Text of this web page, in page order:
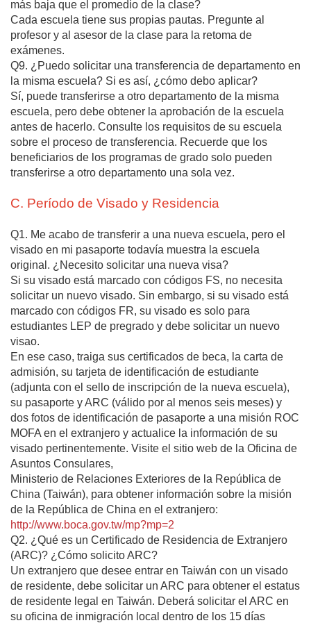
más baja que el promedio de la clase?
Cada escuela tiene sus propias pautas. Pregunte al
profesor y al asesor de la clase para la retoma de
exámenes.
Q9. ¿Puedo solicitar una transferencia de departamento en
la misma escuela? Si es así, ¿cómo debo aplicar?
Sí, puede transferirse a otro departamento de la misma
escuela, pero debe obtener la aprobación de la escuela
antes de hacerlo. Consulte los requisitos de su escuela
sobre el proceso de transferencia. Recuerde que los
beneficiarios de los programas de grado solo pueden
transferirse a otro departamento una sola vez.
C. Período de Visado y Residencia
Q1. Me acabo de transferir a una nueva escuela, pero el
visado en mi pasaporte todavía muestra la escuela
original. ¿Necesito solicitar una nueva visa?
Si su visado está marcado con códigos FS, no necesita
solicitar un nuevo visado. Sin embargo, si su visado está
marcado con códigos FR, su visado es solo para
estudiantes LEP de pregrado y debe solicitar un nuevo
visao.
En ese caso, traiga sus certificados de beca, la carta de
admisión, su tarjeta de identificación de estudiante
(adjunta con el sello de inscripción de la nueva escuela),
su pasaporte y ARC (válido por al menos seis meses) y
dos fotos de identificación de pasaporte a una misión ROC
MOFA en el extranjero y actualice la información de su
visado pertinentemente. Visite el sitio web de la Oficina de
Asuntos Consulares,
Ministerio de Relaciones Exteriores de la República de
China (Taiwán), para obtener información sobre la misión
de la República de China en el extranjero:
http://www.boca.gov.tw/mp?mp=2
Q2. ¿Qué es un Certificado de Residencia de Extranjero
(ARC)? ¿Cómo solicito ARC?
Un extranjero que desee entrar en Taiwán con un visado
de residente, debe solicitar un ARC para obtener el estatus
de residente legal en Taiwán. Deberá solicitar el ARC en
su oficina de inmigración local dentro de los 15 días